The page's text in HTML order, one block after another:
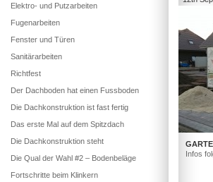
Infos
Elektro- und Putzarbeiten
Fugenarbeiten
Fenster und Türen
Sanitärarbeiten
Richtfest
Der Dachboden hat einen Fussboden
Die Dachkonstruktion ist fast fertig
Das erste Mal auf dem Spitzdach
Die Dachkonstruktion steht
Die Qual der Wahl #2 – Bodenbeläge
Fortschritte beim Klinkern